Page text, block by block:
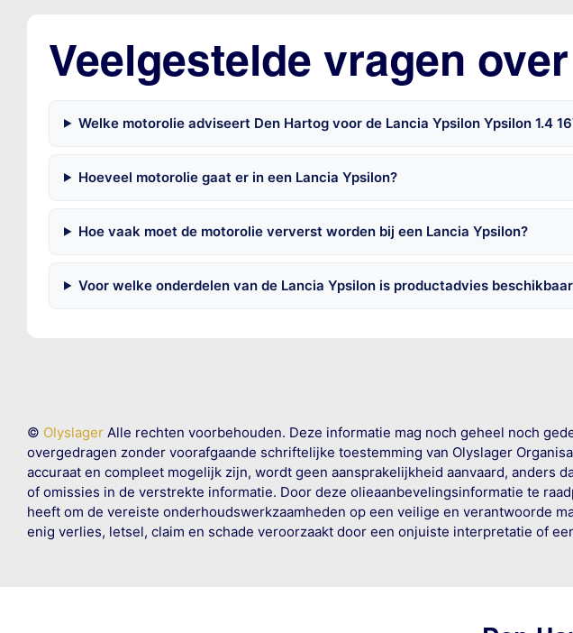
Veelgestelde vragen
Welke motorolie adviseert Den Hartog voor de Lancia Ypsilon Ypsilon 1.4
Hoeveel motorolie gaat er in een Lancia Ypsilon?
Hoe vaak moet de motorolie ververst worden bij een Lancia Ypsilon?
Voor welke onderdelen van de Lancia Ypsilon is productadvies
© OlyslagerAlle rechten voorbehouden. Deze informatie mag noch geheel noch
overgedragen zonder voorafgaande schriftelijke toestemming van Olyslager
accuraat en compleet mogelijk zijn, wordt geen aansprakelijkheid aanvaard,
of omissies in de verstrekte informatie. Door deze olieaanbevelingsinformatie te
heeft om de vereiste onderhoudswerkzaamheden op een veilige en verantwoorde
enig verlies, letsel, claim en schade veroorzaakt door een onjuiste interpretatie of